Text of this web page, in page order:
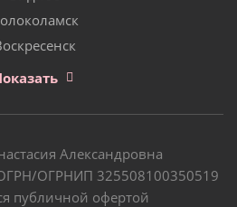
Александровна
ОГРНИП 325508100350519
публичной офертой